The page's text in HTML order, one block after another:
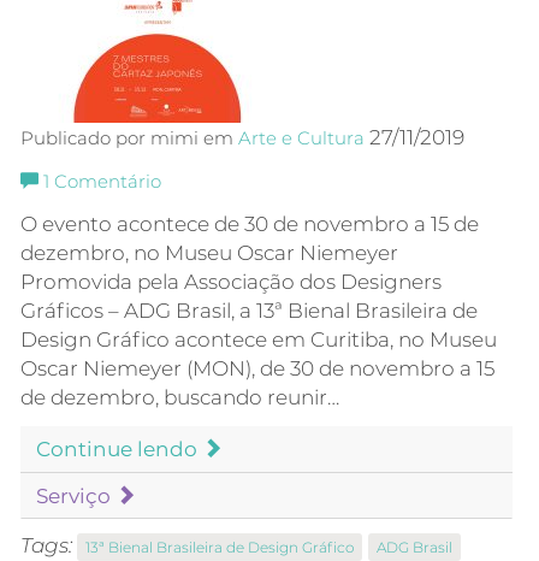
Publicado por mimi em Arte e Cultura 27/11/2019
1 Comentário
O evento acontece de 30 de novembro a 15 de
dezembro, no Museu Oscar Niemeyer
Promovida pela Associação dos Designers
Gráficos – ADG Brasil, a 13ª Bienal Brasileira de
Design Gráfico acontece em Curitiba, no Museu
Oscar Niemeyer (MON), de 30 de novembro a 15
de dezembro, buscando reunir…
Continue lendo
Serviço
Tags: 13ª Bienal Brasileira de Design Gráfico
ADG Brasil